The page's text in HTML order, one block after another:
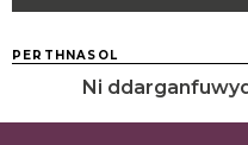
PERTHNASOL
Ni